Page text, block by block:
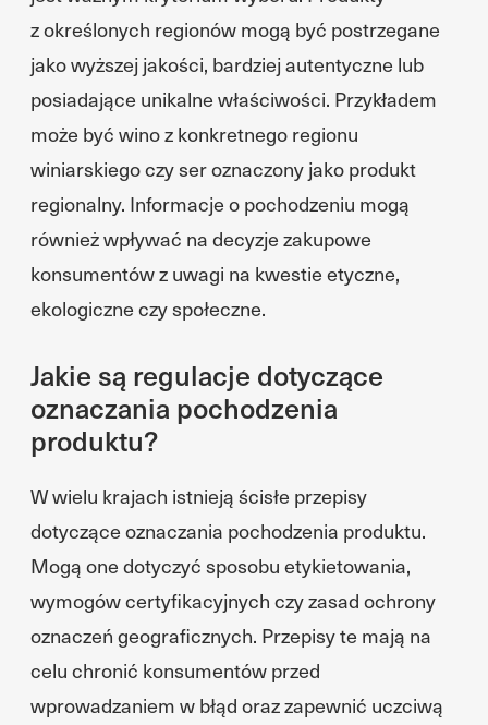
z określonych regionów mogą być postrzegane
jako wyższej jakości, bardziej autentyczne lub
posiadające unikalne właściwości. Przykładem
może być wino z konkretnego regionu
winiarskiego czy ser oznaczony jako produkt
regionalny. Informacje o pochodzeniu mogą
również wpływać na decyzje zakupowe
konsumentów z uwagi na kwestie etyczne,
ekologiczne czy społeczne.
Jakie są regulacje dotyczące
oznaczania pochodzenia
produktu?
W wielu krajach istnieją ścisłe przepisy
dotyczące oznaczania pochodzenia produktu.
Mogą one dotyczyć sposobu etykietowania,
wymogów certyfikacyjnych czy zasad ochrony
oznaczeń geograficznych. Przepisy te mają na
celu chronić konsumentów przed
wprowadzaniem w błąd oraz zapewnić uczciwą